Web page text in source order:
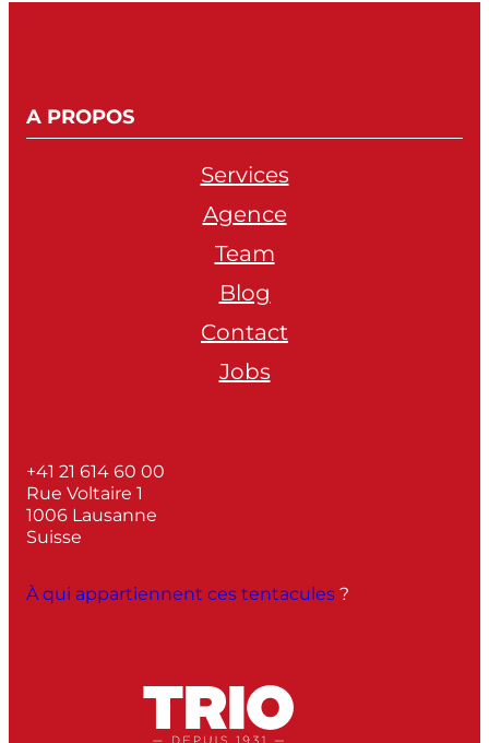
A PROPOS
Services
Agence
Team
Blog
Contact
Jobs
+41 21 614 60 00
Rue Voltaire 1
1006 Lausanne
Suisse
À qui appartiennent ces tentacules ?